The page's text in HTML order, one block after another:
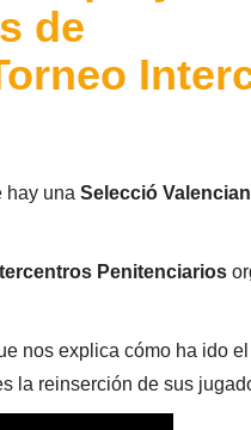
de
hay una Selecció
Penitenciarios
nos explica cómo ha ido
la reinserción de sus